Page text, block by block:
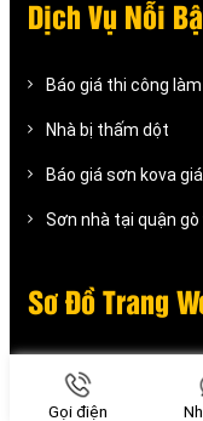
Dịch Vụ Nỗi
Báo giá thi công
Nhà bị thấm dột
Báo giá sơn kova
Sơn nhà tại quận gò
Sơ Đồ Trang
Sơ đồ trang web
Sơ đồ trang web
Gọi điện